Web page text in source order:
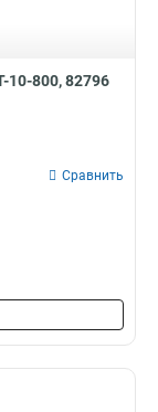
10-800, 82796
Сравнить